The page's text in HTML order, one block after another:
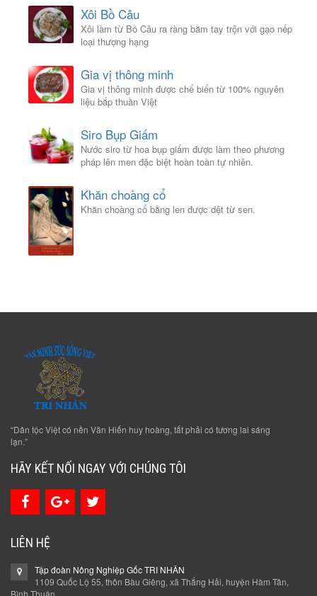
Xôi Bồ Câu
Xôi làm từ Bồ Câu ra ràng bằm tay trộn với gạo nếp
loại thượng hạng
Gia vị thông minh
Gia vị thông minh được chế biến từ 100% nguyên
liệu bắp thuần Việt
Siro Bụp Giấm
Nước siro từ hoa bụp giấm được làm theo phương
pháp lên men đặc biệt hoàn toàn tự nhiên.
Khăn choàng cổ
Khăn choàng cổ bằng len được dệt từ sen.
“Dân tộc Việt có nền Văn Hiến huy hoàng, tất phải có tương lai sáng
lạn.”
HÃY KẾT NỐI NGAY VỚI CHÚNG TÔI
LIÊN HỆ
Tập đoàn Nông Nghiệp Gốc TRI NHÂN
1109 Quốc Lộ 55, thôn Bàu Giêng, xã Thắng Hải, huyện Hàm Tân,
Bình Thuận.